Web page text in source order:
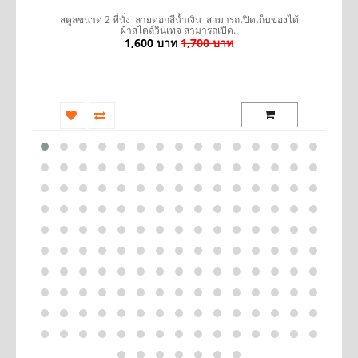
สตูลขนาด 2 ที่นั่ง ลายดอกสีน้ำเงิน สามารถเปิดเก็บของได้
ผ้าสไตล์วินเทจ สามารถเปิด..
1,600 บาท 1,700 บาท